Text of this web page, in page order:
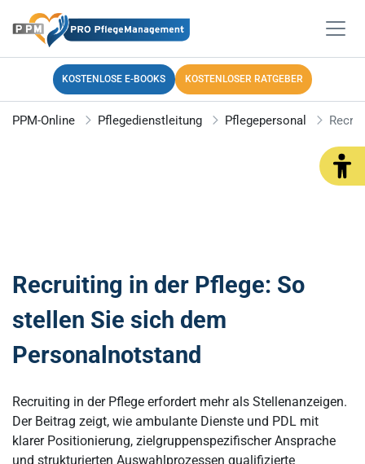
KOSTENLOSE E-BOOKS KOSTENLOSER RATGEBER
PPM-Online Pflegedienstleitung Pflegepersonal
Recruiting in der Pflege: So
stellen Sie sich dem
Personalnotstand
Recruiting in der Pflege erfordert mehr als Stellenanzeigen.
Der Beitrag zeigt, wie ambulante Dienste und PDL mit
klarer Positionierung, zielgruppenspezifischer Ansprache
und strukturierten Auswahlprozessen qualifizierte